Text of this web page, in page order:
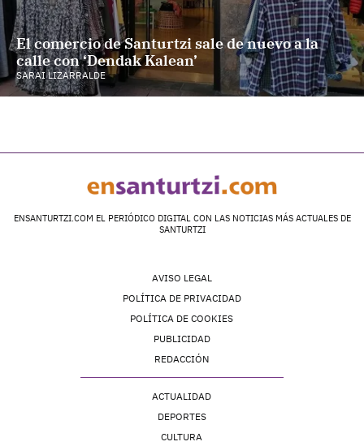
El comercio de Santurtzi sale de nuevo a la
calle con ‘Dendak Kalean’
SARAI LIZARRALDE
ENSANTURTZI.COM EL PERIÓDICO DIGITAL CON LAS NOTICIAS MÁS ACTUALES DE
SANTURTZI
AVISO LEGAL
POLÍTICA DE PRIVACIDAD
POLÍTICA DE COOKIES
PUBLICIDAD
REDACCIÓN
ACTUALIDAD
DEPORTES
CULTURA